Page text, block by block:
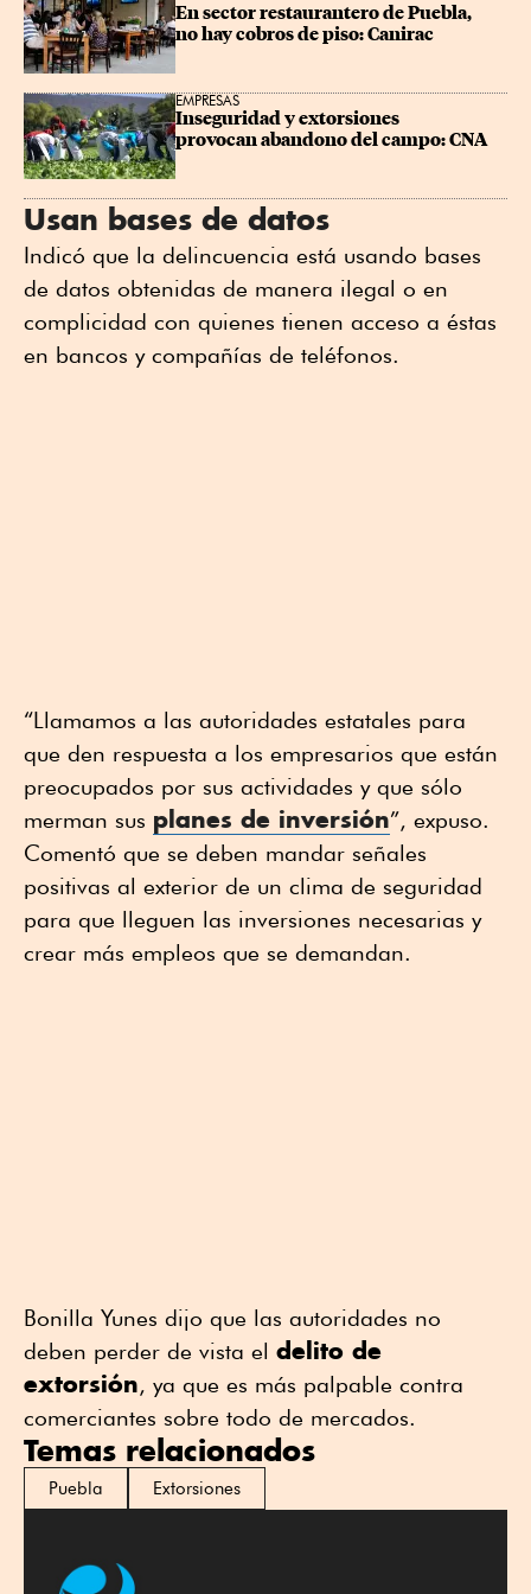
En sector restaurantero de Puebla,
no hay cobros de piso: Canirac
EMPRESAS
Inseguridad y extorsiones
provocan abandono del campo: CNA
Usan bases de datos
Indicó que la delincuencia está usando bases
de datos obtenidas de manera ilegal o en
complicidad con quienes tienen acceso a éstas
en bancos y compañías de teléfonos.
“Llamamos a las autoridades estatales para
que den respuesta a los empresarios que están
preocupados por sus actividades y que sólo
merman sus planes de inversión”, expuso.
Comentó que se deben mandar señales
positivas al exterior de un clima de seguridad
para que lleguen las inversiones necesarias y
crear más empleos que se demandan.
Bonilla Yunes dijo que las autoridades no
deben perder de vista el delito de
extorsión, ya que es más palpable contra
comerciantes sobre todo de mercados.
Temas relacionados
Puebla Extorsiones